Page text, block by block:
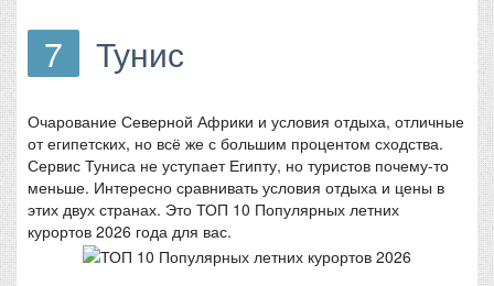
7 Тунис
Очарование Северной Африки и условия отдыха, отличные
от египетских, но всё же с большим процентом сходства.
Сервис Туниса не уступает Египту, но туристов почему-то
меньше. Интересно сравнивать условия отдыха и цены в
этих двух странах. Это ТОП 10 Популярных летних
курортов 2026 года для вас.